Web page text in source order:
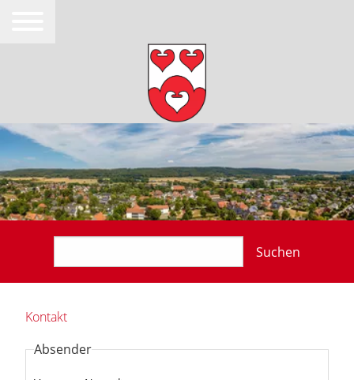
Suchen
Kontakt
Absender